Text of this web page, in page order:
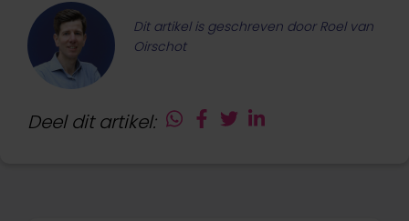
Dit artikel is geschreven door Roel van
Oirschot
Deel dit artikel: